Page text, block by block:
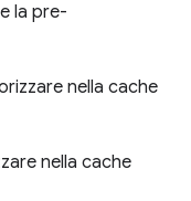
la pre-
nella cache
nella cache